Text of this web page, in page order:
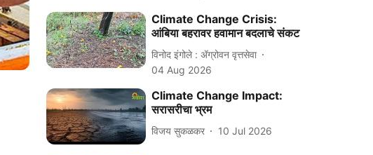
Climate Change Crisis:
आंबिया बहरावर हवामान बदलाचे संकट
विनोद इंगोले : ॲग्रोवन वृत्तसेवा
04 Aug 2026
Climate Change Impact:
सरासरीचा भ्रम
विजय सुकळकर 10 Jul 2026